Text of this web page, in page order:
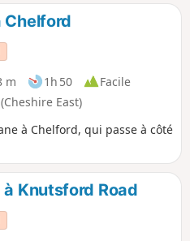
Chelford
m 1h 50
Facile
East)
à Chelford, qui passe à côté
Knutsford Road